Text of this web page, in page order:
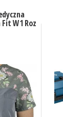
W1 Roz